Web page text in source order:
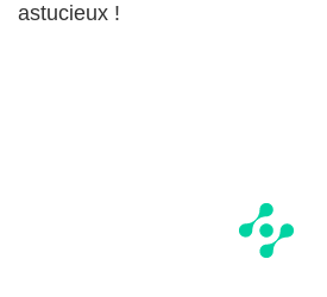
astucieux !